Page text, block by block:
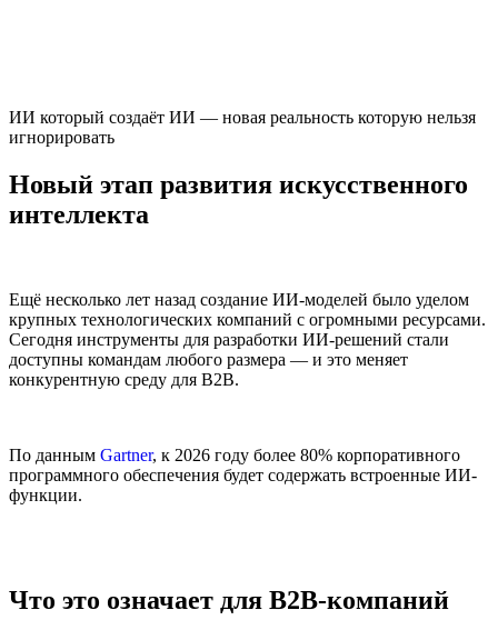
ИИ который создаёт ИИ — новая реальность которую нельзя
игнорировать
Новый этап развития искусственного
интеллекта
Ещё несколько лет назад создание ИИ-моделей было уделом
крупных технологических компаний с огромными ресурсами.
Сегодня инструменты для разработки ИИ-решений стали
доступны командам любого размера — и это меняет
конкурентную среду для B2B.
По данным Gartner, к 2026 году более 80% корпоративного
программного обеспечения будет содержать встроенные ИИ-
функции.
Что это означает для B2B-компаний